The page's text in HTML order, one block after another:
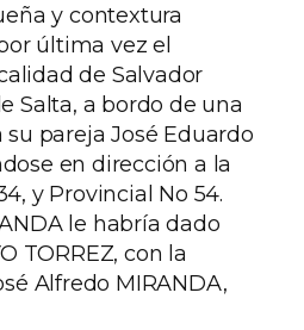
y contextura
última vez el
de Salvador
Salta, a bordo de una
pareja José Eduardo
en dirección a la
y Provincial No 54.
le habría dado
TORREZ, con la
Alfredo MIRANDA,